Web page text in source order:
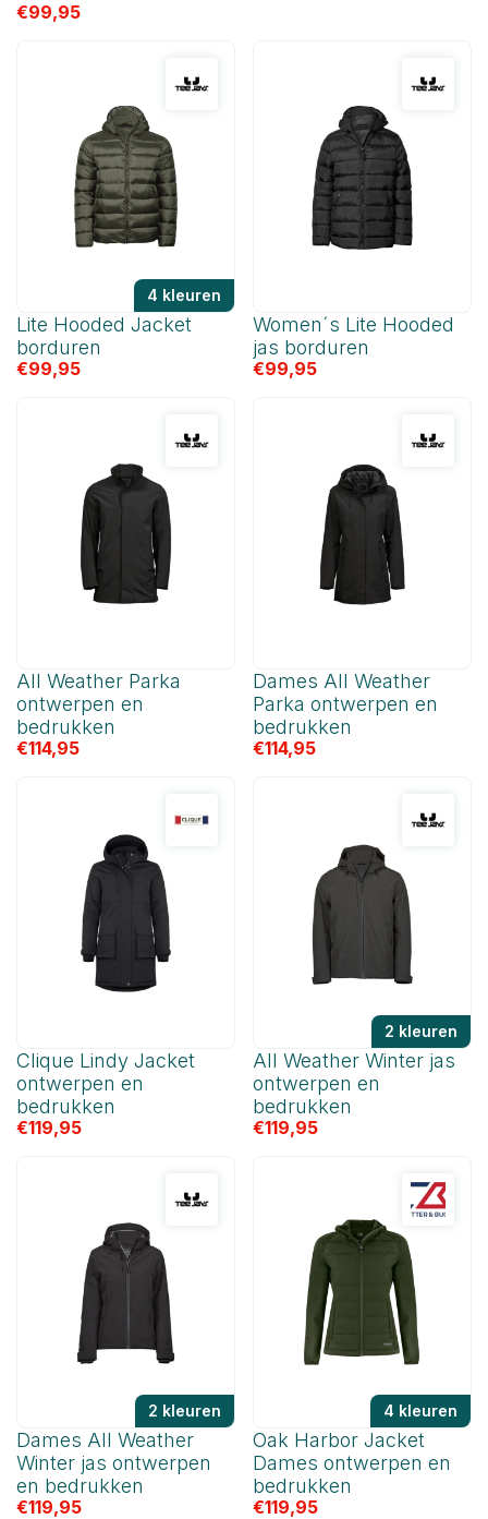
€99,95
4 kleuren
Lite Hooded Jacket
borduren
€99,95
Women´s Lite Hooded
jas borduren
€99,95
All Weather Parka
ontwerpen en
bedrukken
€114,95
Dames All Weather
Parka ontwerpen en
bedrukken
€114,95
Clique Lindy Jacket
ontwerpen en
bedrukken
€119,95
2 kleuren
All Weather Winter jas
ontwerpen en
bedrukken
€119,95
2 kleuren
Dames All Weather
Winter jas ontwerpen
en bedrukken
€119,95
4 kleuren
Oak Harbor Jacket
Dames ontwerpen en
bedrukken
€119,95